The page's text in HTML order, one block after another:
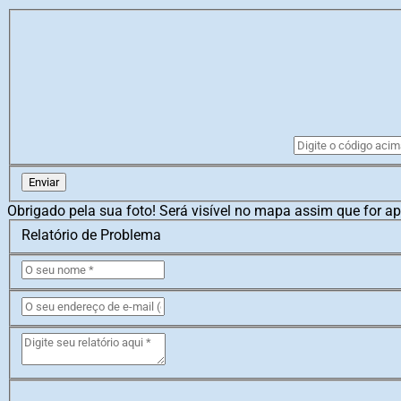
Enviar
Obrigado pela sua foto! Será visível no mapa assim que for
Relatório de Problema